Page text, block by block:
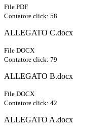
File PDF
Contatore click: 58
ALLEGATO C.docx
File DOCX
Contatore click: 79
ALLEGATO B.docx
File DOCX
Contatore click: 42
ALLEGATO A.docx